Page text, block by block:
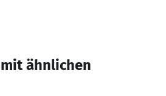
ähnlichen